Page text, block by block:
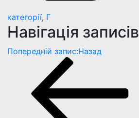
категорії, Г
Навігація записів
Попередній запис:Назад